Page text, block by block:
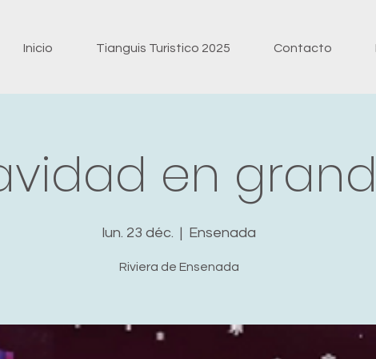
Inicio Tianguis Turistico 2025 Contacto
en
lun. 23 déc.
  |
Ensenada
Riviera de Ensenada